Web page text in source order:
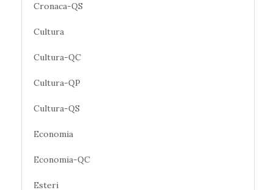
Cronaca-QS
Cultura
Cultura-QC
Cultura-QP
Cultura-QS
Economia
Economia-QC
Esteri